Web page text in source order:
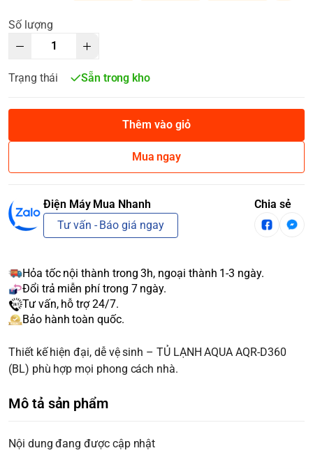
Số lượng
Trạng thái Sẵn trong kho
Thêm vào giỏ
Mua ngay
Điện Máy Mua Nhanh
Tư vấn - Báo giá ngay
Chia sẻ
Hỏa tốc nội thành trong 3h, ngoại thành 1-3 ngày.
Đổi trả miễn phí trong 7 ngày.
Tư vấn, hỗ trợ 24/7.
Bảo hành toàn quốc.
Thiết kế hiện đại, dễ vệ sinh – TỦ LẠNH AQUA AQR-D360
(BL) phù hợp mọi phong cách nhà.
Mô tả sản phẩm
Nội dung đang được cập nhật